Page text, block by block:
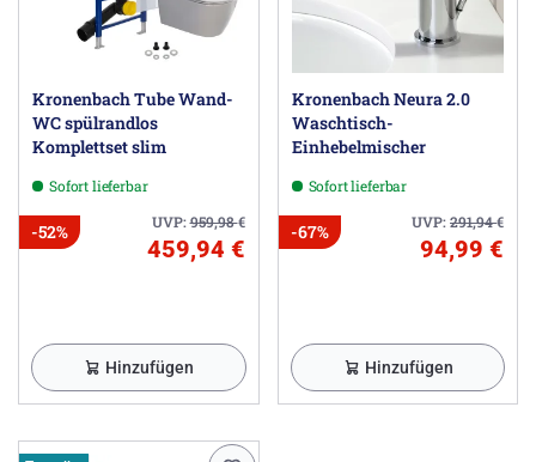
Kronenbach Tube Wand-
WC spülrandlos
Komplettset slim
Sofort lieferbar
UVP:959,98€
-52%
459,94 €
Hinzufügen
Kronenbach Neura 2.0
Waschtisch-
Einhebelmischer
Sofort lieferbar
UVP:291,94€
-67%
94,99 €
Hinzufügen